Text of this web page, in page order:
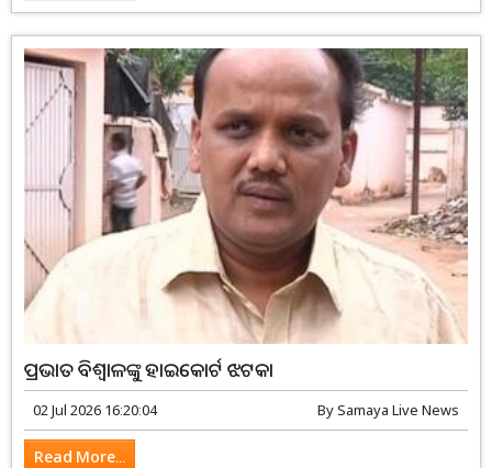
ପ୍ରଭାତ ବିଶ୍ୱାଳଙ୍କୁ ହାଇକୋର୍ଟ ଝଟକା
02 Jul 2026 16:20:04 BySamaya Live News
Read More...